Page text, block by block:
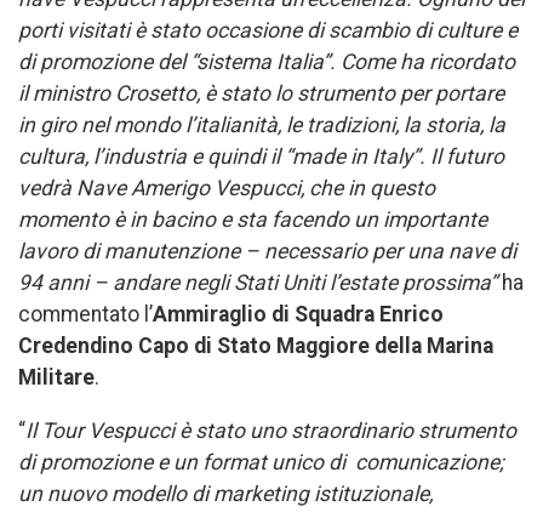
porti visitati è stato occasione di scambio di culture e
di promozione del “sistema Italia”. Come ha ricordato
il ministro Crosetto, è stato lo strumento per portare
in giro nel mondo l’italianità, le tradizioni, la storia, la
cultura, l’industria e quindi il “made in Italy”. Il futuro
vedrà Nave Amerigo Vespucci, che in questo
momento è in bacino e sta facendo un importante
lavoro di manutenzione – necessario per una nave di
94 anni – andare negli Stati Uniti l’estate prossima”ha
commentato l’Ammiraglio di Squadra Enrico
Credendino Capo di Stato Maggiore della Marina
Militare.
“Il Tour Vespucci è stato uno straordinario strumento
di promozione e un format unico di comunicazione;
un nuovo modello di marketing istituzionale,